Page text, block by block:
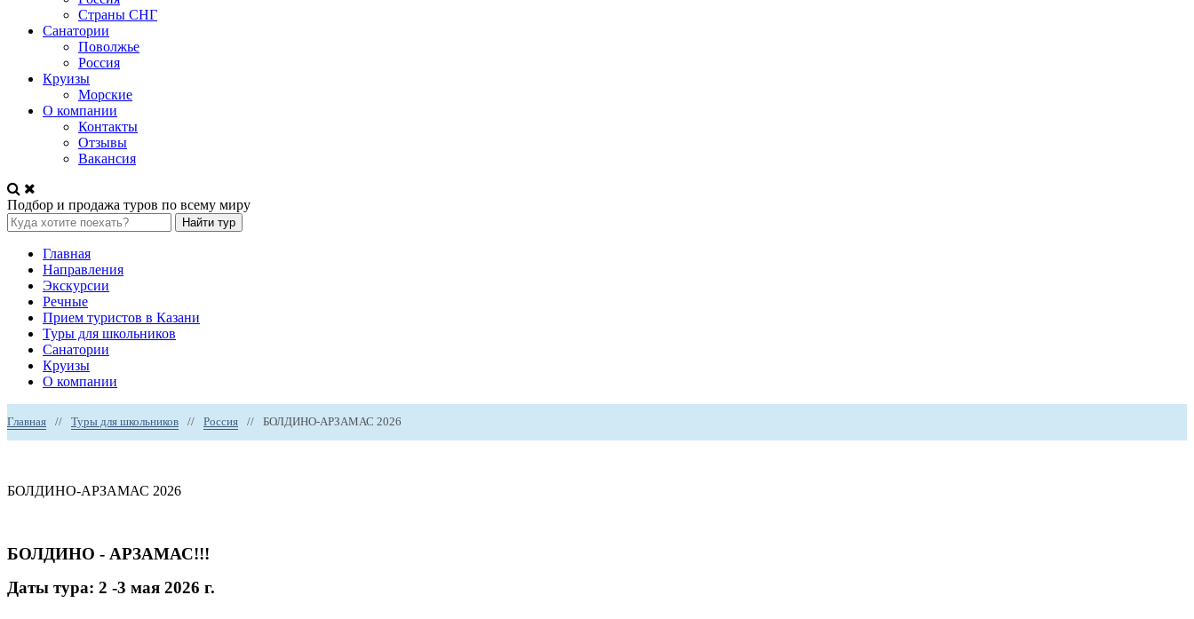
Страны СНГ
Санатории
Поволжье
Россия
Круизы
Морские
О компании
Контакты
Отзывы
Вакансия
Подбор и продажа туров по всему миру
Найти тур
Главная
Направления
Экскурсии
Речные
Прием туристов в Казани
Туры для школьников
Санатории
Круизы
О компании
Главная // Туры для школьников // Россия // БОЛДИНО-АРЗАМАС 2026
БОЛДИНО-АРЗАМАС 2026
БОЛДИНО - АРЗАМАС!!!
Даты тура: 2 -3 мая 2026 г.